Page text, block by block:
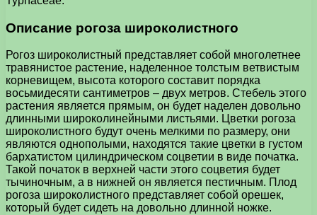
Описание рогоза широколистного
Рогоз широколистный представляет собой многолетнее
травянистое растение, наделенное толстым ветвистым
корневищем, высота которого составит порядка
восьмидесяти сантиметров – двух метров. Стебель этого
растения является прямым, он будет наделен довольно
длинными широколинейными листьями. Цветки рогоза
широколистного будут очень мелкими по размеру, они
являются однополыми, находятся такие цветки в густом
бархатистом цилиндрическом соцветии в виде початка.
Такой початок в верхней части этого соцветия будет
тычиночным, а в нижней он является пестичным. Плод
рогоза широколистного представляет собой орешек,
который будет сидеть на довольно длинной ножке.